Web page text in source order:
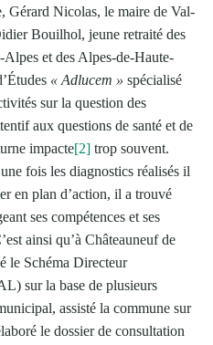
Gérard Nicolas, le maire de Val-
Bouilhol, jeune retraité des
Alpes et des Alpes-de-Haute-
« Adlucem » spécialisé
sur la question des
aux questions de santé et de
impacte[2] trop souvent.
fois les diagnostics réalisés il
en plan d’action, il a trouvé
ses compétences et ses
ainsi qu’à Châteauneuf de
le Schéma Directeur
sur la base de plusieurs
assisté la commune sur
le dossier de consultation